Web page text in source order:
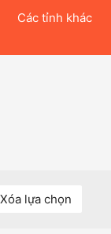
Các tỉnh khác
Xóa lựa chọn